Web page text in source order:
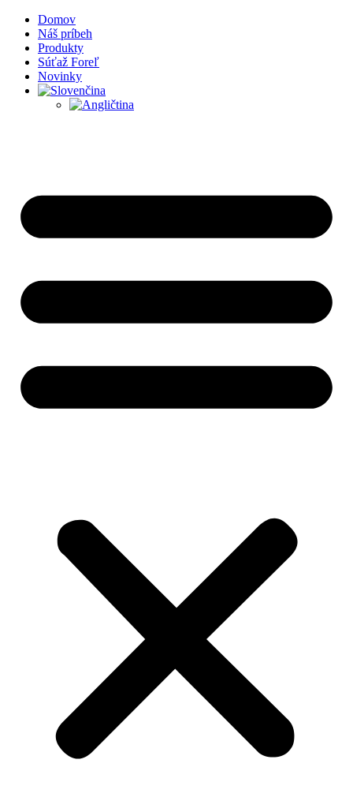
Domov
Náš príbeh
Produkty
Súťaž Foreľ
Novinky